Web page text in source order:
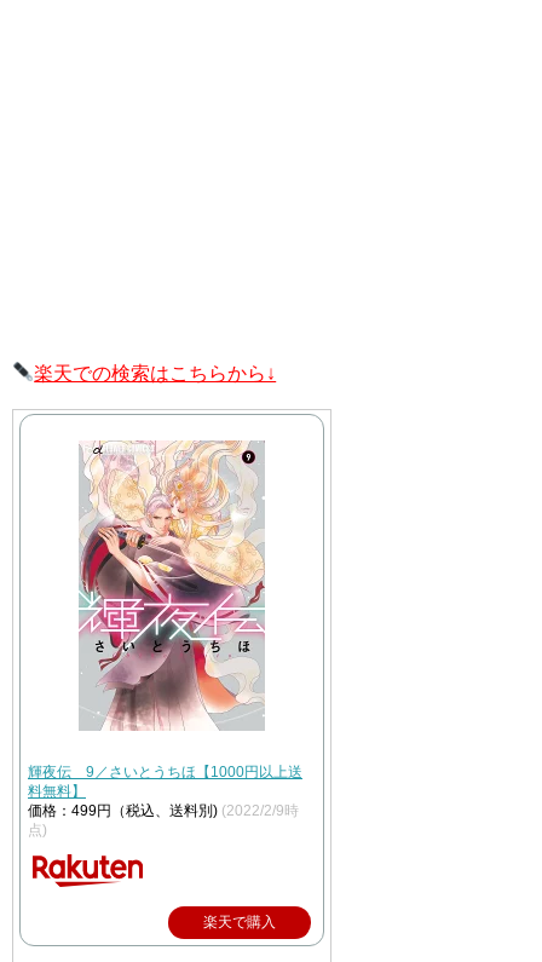
楽天での検索はこちらから↓
輝夜伝 9／さいとうちほ【1000円以上送
料無料】
価格：499円（税込、送料別) (2022/2/9時
点)
楽天で購入